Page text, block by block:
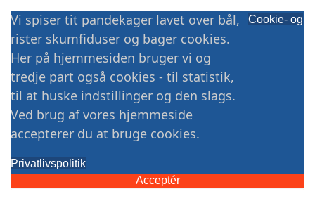
Vi spiser tit pandekager lavet over bål,
rister skumfiduser og bager cookies.
Her på hjemmesiden bruger vi og
tredje part også cookies - til statistik,
til at huske indstillinger og den slags.
Ved brug af vores hjemmeside
accepterer du at bruge cookies.
Cookie- og
Privatlivspolitik
Acceptér